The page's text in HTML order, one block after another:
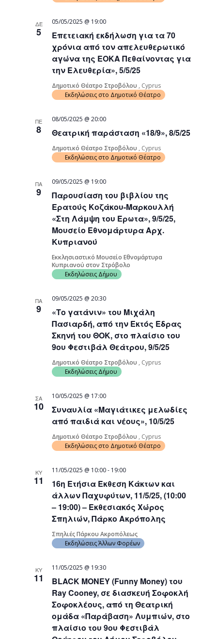
ΔΕ
5
Επετειακή εκδήλωση για τα 70
χρόνια από τον απελευθερωτικό
αγώνα της ΕΟΚΑ Πεθαίνοντας για
την Ελευθερία», 5/5/25
05/05/2025 @ 19:00
Δημοτικό Θέατρο Στροβόλου , Cyprus
Εκδηλώσεις στο Δημοτικό Θέατρο
ΠΕ
8 Θεατρική παράσταση «18/9», 8/5/25
08/05/2025 @ 20:00
Δημοτικό Θέατρο Στροβόλου , Cyprus
Εκδηλώσεις στο Δημοτικό Θέατρο
ΠΑ
9
Παρουσίαση του βιβλίου της
Ερατούς Κοζάκου-Μαρκουλλή
«Στη Λάμψη του Έρωτα», 9/5/25,
Μουσείο Εθνομάρτυρα Αρχ.
Κυπριανού
09/05/2025 @ 19:00
Εκκλησιαστικό Μουσείο Εθνομάρτυρα
Κυπριανού στον Στρόβολο
Εκδηλώσεις Δήμου
ΠΑ
9
«Το γατάνιν» του Μιχάλη
Πασιαρδή, από την Εκτός Έδρας
Σκηνή του ΘΟΚ, στο πλαίσιο του
9ου Φεστιβάλ Θεάτρου, 9/5/25
09/05/2025 @ 20:30
Δημοτικό Θέατρο Στροβόλου , Cyprus
Εκδηλώσεις Δήμου
ΣΑ
10
Συναυλία «Μαγιάτικες μελωδίες
από παιδιά και νέους», 10/5/25
10/05/2025 @ 17:00
Δημοτικό Θέατρο Στροβόλου , Cyprus
Εκδηλώσεις στο Δημοτικό Θέατρο
ΚΥ
11
16η Ετήσια Έκθεση Κάκτων και
άλλων Παχυφύτων, 11/5/25, (10:00
– 19:00) – Εκθεσιακός Χώρος
Σπηλιών, Πάρκο Ακρόπολης
11/05/2025 @ 10:00- 19:00
Σπηλιές Πάρκου Ακροπόλεως
Εκδηλώσεις Άλλων Φορέων
ΚΥ
11
BLACK MONEY (Funny Money) του
Ray Cooney, σε διασκευή Σοφοκλή
Σοφοκλέους, από τη Θεατρική
ομάδα «Παράβαση» Λυμπιών, στο
πλαίσιο του 9ου Φεστιβάλ
11/05/2025 @ 19:30